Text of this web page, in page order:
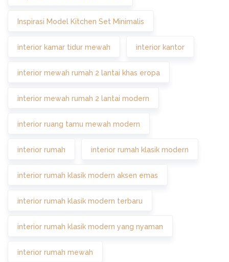
Inspirasi Model Kitchen Set Minimalis
interior kamar tidur mewah interior kantor
interior mewah rumah 2 lantai khas eropa
interior mewah rumah 2 lantai modern
interior ruang tamu mewah modern
interior rumah interior rumah klasik modern
interior rumah klasik modern aksen emas
interior rumah klasik modern terbaru
interior rumah klasik modern yang nyaman
interior rumah mewah